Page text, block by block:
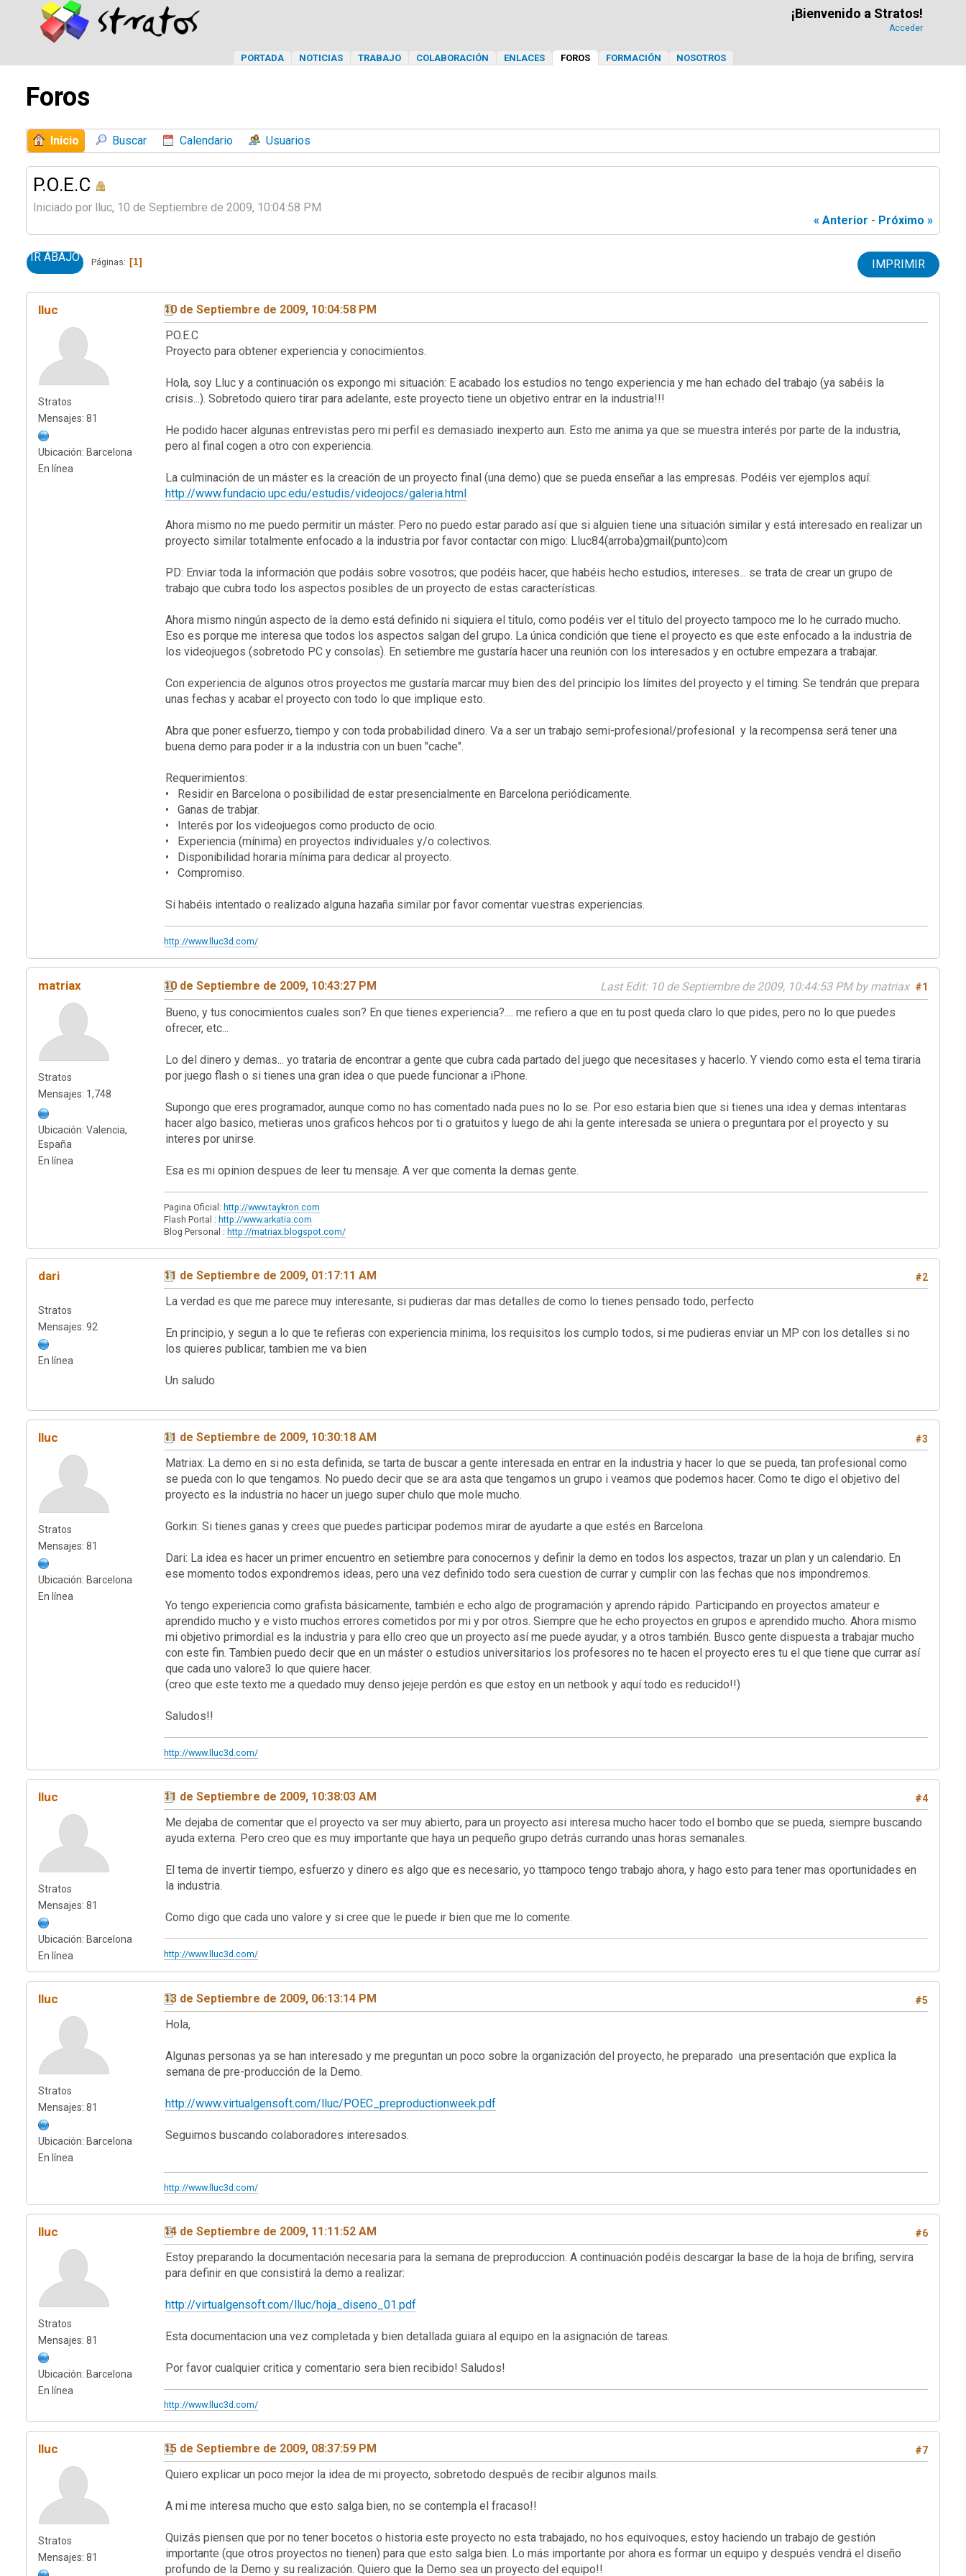
¡Bienvenido a Stratos!
Acceder
PORTADA NOTICIAS TRABAJO COLABORACIÓN ENLACES FOROS FORMACIÓN NOSOTROS
Foros
Inicio Buscar Calendario Usuarios
P.O.E.C
Iniciado por lluc, 10 de Septiembre de 2009, 10:04:58 PM
« Anterior - Próximo »
IMPRIMIR
IR ABAJO Páginas 1
lluc
Stratos
Mensajes: 81
Ubicación: Barcelona
En línea
10 de Septiembre de 2009, 10:04:58 PM
P.O.E.C
Proyecto para obtener experiencia y conocimientos.
Hola, soy Lluc y a continuación os expongo mi situación: E acabado los estudios no tengo experiencia y me han echado del trabajo (ya sabéis la
crisis...). Sobretodo quiero tirar para adelante, este proyecto tiene un objetivo entrar en la industria!!!
He podido hacer algunas entrevistas pero mi perfil es demasiado inexperto aun. Esto me anima ya que se muestra interés por parte de la industria,
pero al final cogen a otro con experiencia.
La culminación de un máster es la creación de un proyecto final (una demo) que se pueda enseñar a las empresas. Podéis ver ejemplos aquí:
http://www.fundacio.upc.edu/estudis/videojocs/galeria.html
Ahora mismo no me puedo permitir un máster. Pero no puedo estar parado así que si alguien tiene una situación similar y está interesado en realizar un
proyecto similar totalmente enfocado a la industria por favor contactar con migo: Lluc84(arroba)gmail(punto)com
PD: Enviar toda la información que podáis sobre vosotros; que podéis hacer, que habéis hecho estudios, intereses... se trata de crear un grupo de
trabajo que cubra todo los aspectos posibles de un proyecto de estas características.
Ahora mismo ningún aspecto de la demo está definido ni siquiera el titulo, como podéis ver el titulo del proyecto tampoco me lo he currado mucho.
Eso es porque me interesa que todos los aspectos salgan del grupo. La única condición que tiene el proyecto es que este enfocado a la industria de
los videojuegos (sobretodo PC y consolas). En setiembre me gustaría hacer una reunión con los interesados y en octubre empezara a trabajar.
Con experiencia de algunos otros proyectos me gustaría marcar muy bien des del principio los límites del proyecto y el timing. Se tendrán que prepara
unas fechas y acabar el proyecto con todo lo que implique esto.
Abra que poner esfuerzo, tiempo y con toda probabilidad dinero. Va a ser un trabajo semi-profesional/profesional y la recompensa será tener una
buena demo para poder ir a la industria con un buen "cache".
Requerimientos:
• Residir en Barcelona o posibilidad de estar presencialmente en Barcelona periódicamente.
• Ganas de trabjar.
• Interés por los videojuegos como producto de ocio.
• Experiencia (mínima) en proyectos individuales y/o colectivos.
• Disponibilidad horaria mínima para dedicar al proyecto.
• Compromiso.
Si habéis intentado o realizado alguna hazaña similar por favor comentar vuestras experiencias.
http://www.lluc3d.com/
matriax
Stratos
Mensajes: 1,748
Ubicación: Valencia,
España
En línea
#1
10 de Septiembre de 2009, 10:43:27 PM Last Edit: 10 de Septiembre de 2009, 10:44:53 PM by matriax
Bueno, y tus conocimientos cuales son? En que tienes experiencia?.... me refiero a que en tu post queda claro lo que pides, pero no lo que puedes
ofrecer, etc...
Lo del dinero y demas... yo trataria de encontrar a gente que cubra cada partado del juego que necesitases y hacerlo. Y viendo como esta el tema tiraria
por juego flash o si tienes una gran idea o que puede funcionar a iPhone.
Supongo que eres programador, aunque como no has comentado nada pues no lo se. Por eso estaria bien que si tienes una idea y demas intentaras
hacer algo basico, metieras unos graficos hehcos por ti o gratuitos y luego de ahi la gente interesada se uniera o preguntara por el proyecto y su
interes por unirse.
Esa es mi opinion despues de leer tu mensaje. A ver que comenta la demas gente.
Pagina Oficial: http://www.taykron.com
Flash Portal : http://www.arkatia.com
Blog Personal : http://matriax.blogspot.com/
dari
Stratos
Mensajes: 92
En línea
#2
11 de Septiembre de 2009, 01:17:11 AM
La verdad es que me parece muy interesante, si pudieras dar mas detalles de como lo tienes pensado todo, perfecto
En principio, y segun a lo que te refieras con experiencia minima, los requisitos los cumplo todos, si me pudieras enviar un MP con los detalles si no
los quieres publicar, tambien me va bien
Un saludo
lluc
Stratos
Mensajes: 81
Ubicación: Barcelona
En línea
#3
11 de Septiembre de 2009, 10:30:18 AM
Matriax: La demo en si no esta definida, se tarta de buscar a gente interesada en entrar en la industria y hacer lo que se pueda, tan profesional como
se pueda con lo que tengamos. No puedo decir que se ara asta que tengamos un grupo i veamos que podemos hacer. Como te digo el objetivo del
proyecto es la industria no hacer un juego super chulo que mole mucho.
Gorkin: Si tienes ganas y crees que puedes participar podemos mirar de ayudarte a que estés en Barcelona.
Dari: La idea es hacer un primer encuentro en setiembre para conocernos y definir la demo en todos los aspectos, trazar un plan y un calendario. En
ese momento todos expondremos ideas, pero una vez definido todo sera cuestion de currar y cumplir con las fechas que nos impondremos.
Yo tengo experiencia como grafista básicamente, también e echo algo de programación y aprendo rápido. Participando en proyectos amateur e
aprendido mucho y e visto muchos errores cometidos por mi y por otros. Siempre que he echo proyectos en grupos e aprendido mucho. Ahora mismo
mi objetivo primordial es la industria y para ello creo que un proyecto así me puede ayudar, y a otros también. Busco gente dispuesta a trabajar mucho
con este fin. Tambien puedo decir que en un máster o estudios universitarios los profesores no te hacen el proyecto eres tu el que tiene que currar así
que cada uno valore3 lo que quiere hacer.
(creo que este texto me a quedado muy denso jejeje perdón es que estoy en un netbook y aquí todo es reducido!!)
Saludos!!
http://www.lluc3d.com/
lluc
Stratos
Mensajes: 81
Ubicación: Barcelona
En línea
#4
11 de Septiembre de 2009, 10:38:03 AM
Me dejaba de comentar que el proyecto va ser muy abierto, para un proyecto asi interesa mucho hacer todo el bombo que se pueda, siempre buscando
ayuda externa. Pero creo que es muy importante que haya un pequeño grupo detrás currando unas horas semanales.
El tema de invertir tiempo, esfuerzo y dinero es algo que es necesario, yo ttampoco tengo trabajo ahora, y hago esto para tener mas oportunidades en
la industria.
Como digo que cada uno valore y si cree que le puede ir bien que me lo comente.
http://www.lluc3d.com/
lluc
Stratos
Mensajes: 81
Ubicación: Barcelona
En línea
#5
13 de Septiembre de 2009, 06:13:14 PM
Hola,
Algunas personas ya se han interesado y me preguntan un poco sobre la organización del proyecto, he preparado una presentación que explica la
semana de pre-producción de la Demo.
http://www.virtualgensoft.com/lluc/POEC_preproductionweek.pdf
Seguimos buscando colaboradores interesados.
http://www.lluc3d.com/
lluc
Stratos
Mensajes: 81
Ubicación: Barcelona
En línea
#6
14 de Septiembre de 2009, 11:11:52 AM
Estoy preparando la documentación necesaria para la semana de preproduccion. A continuación podéis descargar la base de la hoja de brifing, servira
para definir en que consistirá la demo a realizar:
http://virtualgensoft.com/lluc/hoja_diseno_01.pdf
Esta documentacion una vez completada y bien detallada guiara al equipo en la asignación de tareas.
Por favor cualquier critica y comentario sera bien recibido! Saludos!
http://www.lluc3d.com/
lluc
Stratos
Mensajes: 81
#7
15 de Septiembre de 2009, 08:37:59 PM
Quiero explicar un poco mejor la idea de mi proyecto, sobretodo después de recibir algunos mails.
A mi me interesa mucho que esto salga bien, no se contempla el fracaso!!
Quizás piensen que por no tener bocetos o historia este proyecto no esta trabajado, no hos equivoques, estoy haciendo un trabajo de gestión
importante (que otros proyectos no tienen) para que esto salga bien. Lo más importante por ahora es formar un equipo y después vendrá el diseño
profundo de la Demo y su realización. Quiero que la Demo sea un proyecto del equipo!!